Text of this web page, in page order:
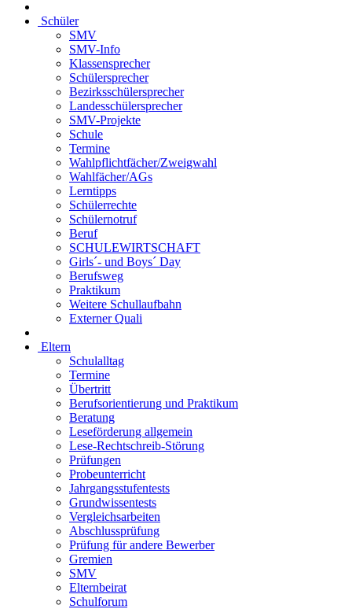
Schüler
SMV
SMV-Info
Klassensprecher
Schülersprecher
Bezirksschülersprecher
Landesschülersprecher
SMV-Projekte
Schule
Termine
Wahlpflichtfächer/Zweigwahl
Wahlfächer/AGs
Lerntipps
Schülerrechte
Schülernotruf
Beruf
SCHULEWIRTSCHAFT
Girls´- und Boys´ Day
Berufsweg
Praktikum
Weitere Schullaufbahn
Externer Quali
Eltern
Schulalltag
Termine
Übertritt
Berufsorientierung und Praktikum
Beratung
Leseförderung allgemein
Lese-Rechtschreib-Störung
Prüfungen
Probeunterricht
Jahrgangsstufentests
Grundwissentests
Vergleichsarbeiten
Abschlussprüfung
Prüfung für andere Bewerber
Gremien
SMV
Elternbeirat
Schulforum